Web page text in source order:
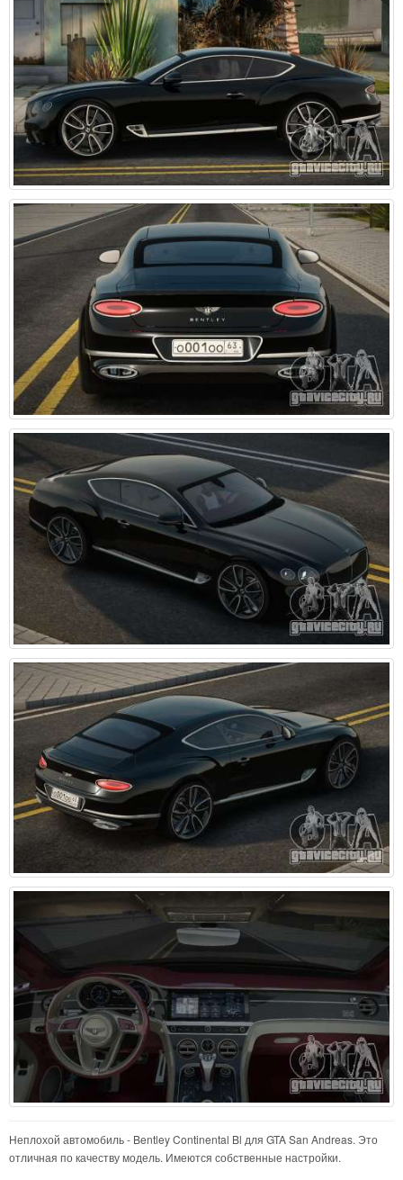
Неплохой автомобиль - Bentley Continental Bl для GTA San Andreas. Это
отличная по качеству модель. Имеются собственные настройки.